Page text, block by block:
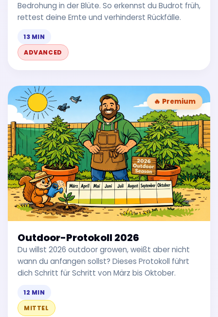
Bedrohung in der Blüte. So erkennst du Budrot früh,
rettest deine Ernte und verhinderst Rückfälle.
13 MIN
ADVANCED
🔥 Premium
Outdoor-Protokoll 2026
Du willst 2026 outdoor growen, weißt aber nicht
wann du anfangen sollst? Dieses Protokoll führt
dich Schritt für Schritt von März bis Oktober.
12 MIN
MITTEL